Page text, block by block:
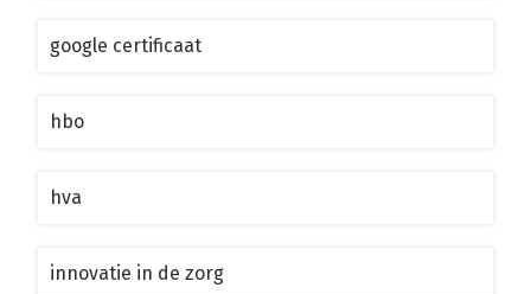
google certificaat
hbo
hva
innovatie in de zorg